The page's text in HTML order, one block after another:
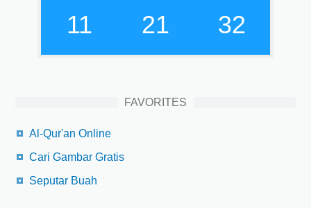
11 21 33
FAVORITES
Al-Qur'an Online
Cari Gambar Gratis
Seputar Buah